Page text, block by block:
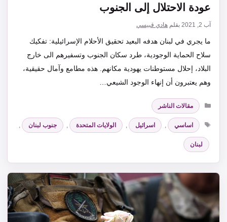
‏عودة الاحتلال إلى الجنوب
آب 2, 2021 بقلم هادي قبيسي
ما يجري في لبنان هدفه البعيد تحقيق الأحلام الإسرائيلية: تفكيك
سلاح الحماية الوجودية، طرد سكان الجنوب وتسفيرهم الى خارج
البلاد، إحلال مستوطنات يهودية مكانهم. هذه مطامع وآمال حقيقية،
وهم يعتبرون أن إنهاء الوجود الشيعي…
التصنيفات
مقالات الناشر
الوسوم
اساسي , اسرائيل , الولايات المتحدة , جنوب لبنان ,
لبنان